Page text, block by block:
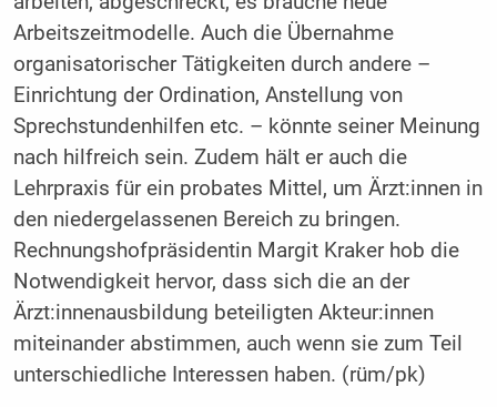
Arbeitszeitmodelle. Auch die Übernahme
organisatorischer Tätigkeiten durch andere –
Einrichtung der Ordination, Anstellung von
Sprechstundenhilfen etc. – könnte seiner Meinung
nach hilfreich sein. Zudem hält er auch die
Lehrpraxis für ein probates Mittel, um Ärzt:innen in
den niedergelassenen Bereich zu bringen.
Rechnungshofpräsidentin Margit Kraker hob die
Notwendigkeit hervor, dass sich die an der
Ärzt:innenausbildung beteiligten Akteur:innen
miteinander abstimmen, auch wenn sie zum Teil
unterschiedliche Interessen haben. (rüm/pk)